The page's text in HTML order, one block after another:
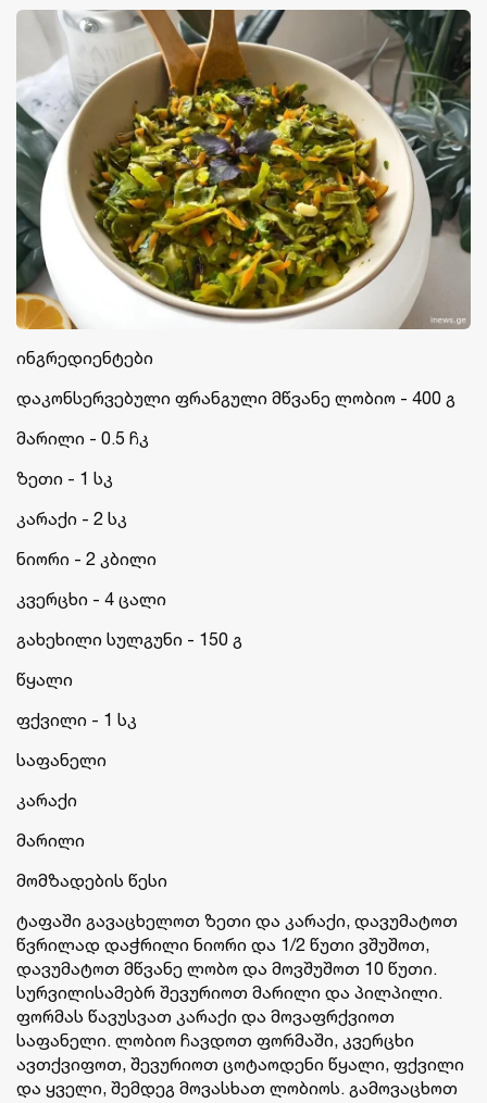
ინგრედიენტები
დაკონსერვებული ფრანგული მწვანე ლობიო - 400 გ
მარილი - 0.5 ჩკ
ზეთი - 1 სკ
კარაქი - 2 სკ
ნიორი - 2 კბილი
კვერცხი - 4 ცალი
გახეხილი სულგუნი - 150 გ
წყალი
ფქვილი - 1 სკ
საფანელი
კარაქი
მარილი
მომზადების წესი
ტაფაში გავაცხელოთ ზეთი და კარაქი, დავუმატოთ
წვრილად დაჭრილი ნიორი და 1/2 წუთი ვშუშოთ,
დავუმატოთ მწვანე ლობო და მოვშუშოთ 10 წუთი.
სურვილისამებრ შევურიოთ მარილი და პილპილი.
ფორმას წავუსვათ კარაქი და მოვაფრქვიოთ
საფანელი. ლობიო ჩავდოთ ფორმაში, კვერცხი
ავთქვიფოთ, შევურიოთ ცოტაოდენი წყალი, ფქვილი
და ყველი, შემდეგ მოვასხათ ლობიოს. გამოვაცხოთ